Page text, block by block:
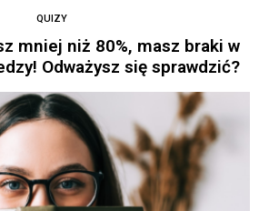
QUIZY
mniej niż 80%, masz braki w
Odważysz się sprawdzić?